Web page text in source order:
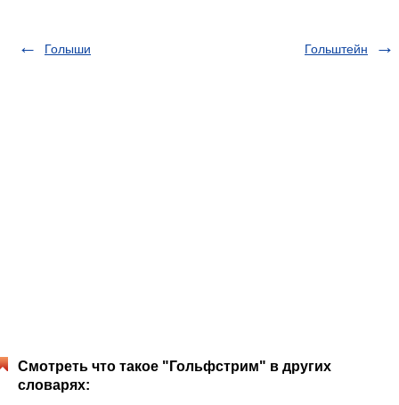
Голыши Гольштейн
Смотреть что такое "Гольфстрим" в других
словарях: